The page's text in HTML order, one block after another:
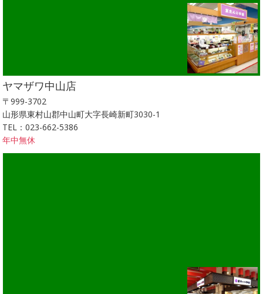
ヤマザワ中山店
〒999-3702
山形県東村山郡中山町大字長崎新町3030-1
TEL：023-662-5386
年中無休